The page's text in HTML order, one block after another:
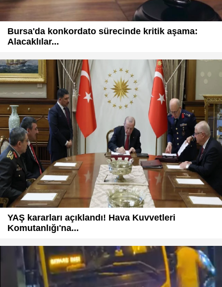
Bursa'da konkordato sürecinde kritik aşama:
Alacaklılar...
YAŞ kararları açıklandı! Hava Kuvvetleri
Komutanlığı'na...